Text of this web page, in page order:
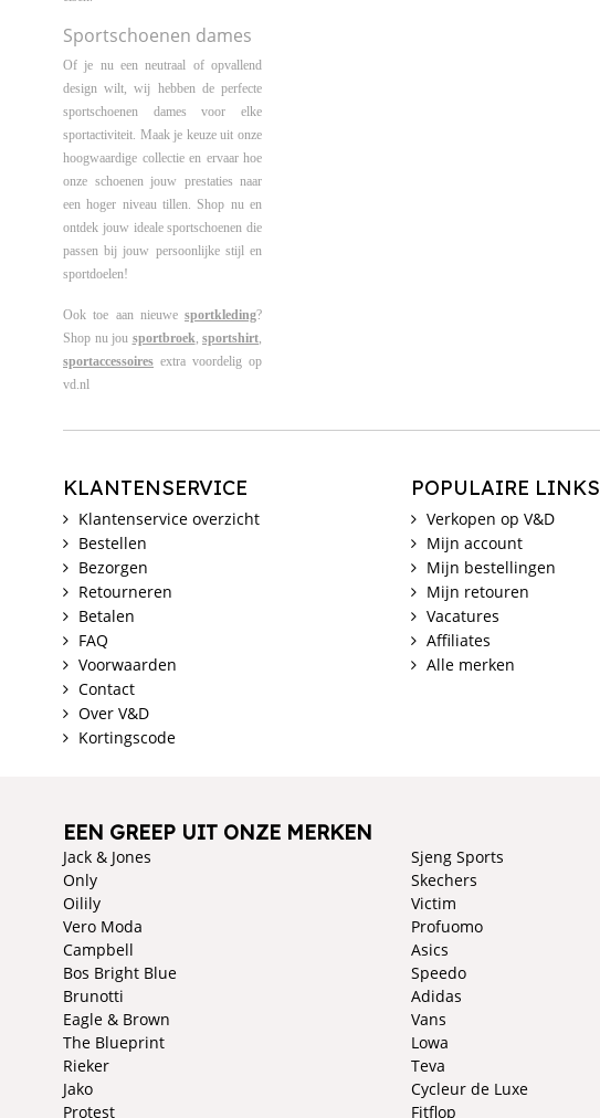
Sportschoenen dames
Of je nu een neutraal of opvallend
design wilt, wij hebben de perfecte
sportschoenen dames voor elke
sportactiviteit. Maak je keuze uit onze
hoogwaardige collectie en ervaar hoe
onze schoenen jouw prestaties naar
een hoger niveau tillen. Shop nu en
ontdek jouw ideale sportschoenen die
passen bij jouw persoonlijke stijl en
sportdoelen!
Ook toe aan nieuwe sportkleding?
Shop nu jou sportbroek sportshirt
sportaccessoires extra voordelig op
vd.nl
KLANTENSERVICE
Klantenservice overzicht
Bestellen
Bezorgen
Retourneren
Betalen
FAQ
Voorwaarden
Contact
Over V&D
Kortingscode
POPULAIRE LINKS
Verkopen op V&D
Mijn account
Mijn bestellingen
Mijn retouren
Vacatures
Affiliates
Alle merken
EEN GREEP UIT ONZE MERKEN
Jack & Jones
Only
Oilily
Vero Moda
Campbell
Bos Bright Blue
Brunotti
Eagle & Brown
The Blueprint
Rieker
Jako
Protest
Sjeng Sports
Skechers
Victim
Profuomo
Asics
Speedo
Adidas
Vans
Lowa
Teva
Cycleur de Luxe
Fitflop